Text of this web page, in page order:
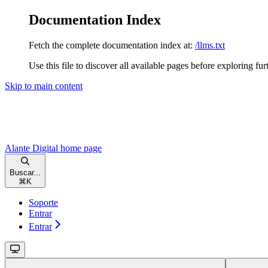
Documentation Index
Fetch the complete documentation index at: /llms.txt
Use this file to discover all available pages before exploring
Skip to main content
Alante Digital home page
Buscar...
⌘ K
Soporte
Entrar
Entrar